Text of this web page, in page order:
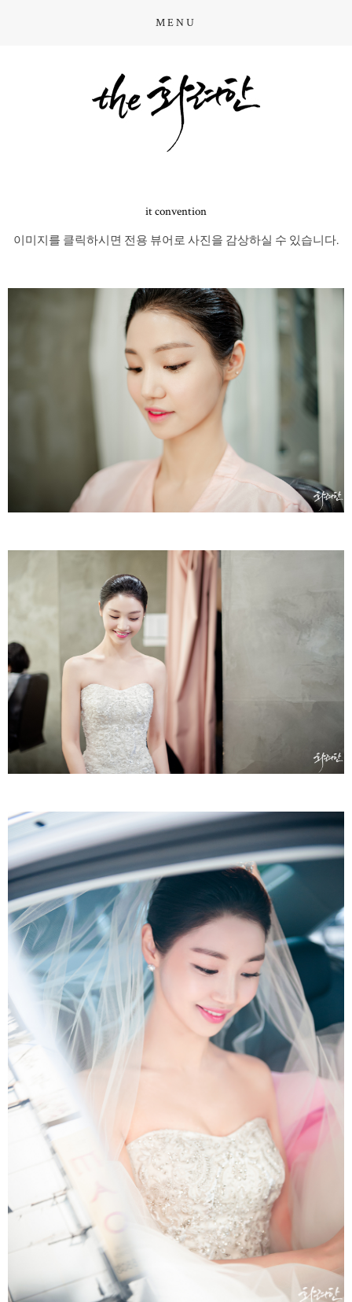
MENU
it convention
이미지를 클릭하시면 전용 뷰어로 사진을 감상하실 수 있습니다.